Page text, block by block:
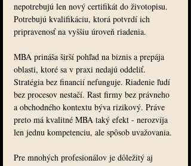
nepotrebujú len nový certifikát do životopisu.
Potrebujú kvalifikáciu, ktorá potvrdí ich
pripravenosť na vyššiu úroveň riadenia.
MBA prináša širší pohľad na biznis a prepája
oblasti, ktoré sa v praxi nedajú oddeliť.
Stratégia bez financií nefunguje. Riadenie ľudí
bez procesov nestačí. Rast firmy bez právneho
a obchodného kontextu býva rizikový. Práve
preto má kvalitné MBA taký efekt - nerozvíja
len jednu kompetenciu, ale spôsob uvažovania.
Pre mnohých profesionálov je dôležitý aj